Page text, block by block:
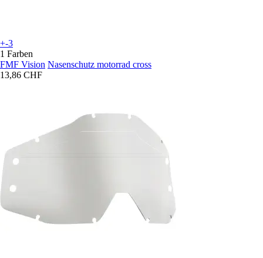
+-3
1 Farben
FMF Vision Nasenschutz motorrad cross
13,86 CHF